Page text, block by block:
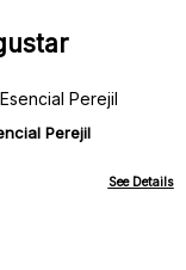
Perejil
See Details